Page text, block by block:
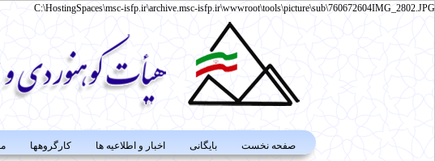
C:\HostingSpaces\msc-isfp.ir\archive.msc-isfp.ir\wwwroot\tools\picture\sub\760672604IMG_2802.JPG
صفحه نخست بایگانی اخبار و اطلاعیه ها کارگروهها